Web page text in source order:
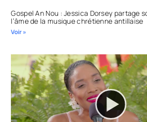
Gospel An Nou : Jessica Dorsey partage
l’âme de la musique chrétienne antillaise
Voir »